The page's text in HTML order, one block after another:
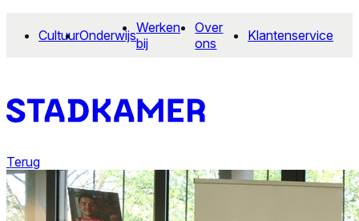
CultuurOnderwijsWerken
bij
Over
ons
Klantenservice
Terug